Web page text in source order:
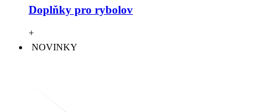
Doplňky pro rybolov
+
NOVINKY